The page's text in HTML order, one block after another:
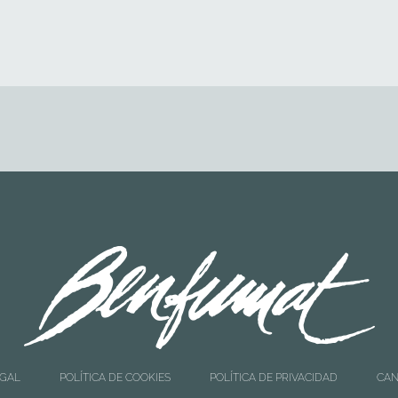
POLÍTICA DE COOKIES POLÍTICA DE PRIVACIDAD